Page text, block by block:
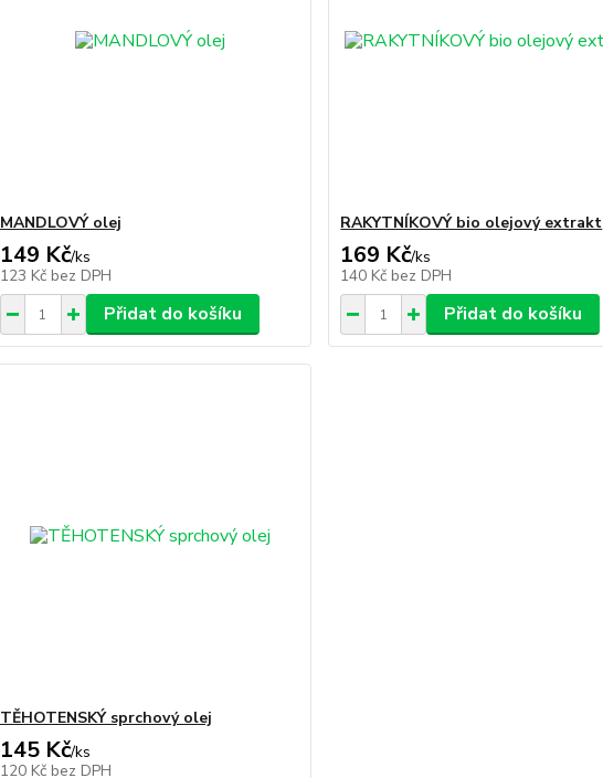
MANDLOVÝ olej
149 Kč/ks
123 Kč bez DPH
Přidat do košíku
RAKYTNÍKOVÝ bio olejový extrakt
169 Kč/ks
140 Kč bez DPH
Přidat do košíku
TĚHOTENSKÝ sprchový olej
145 Kč/ks
120 Kč bez DPH